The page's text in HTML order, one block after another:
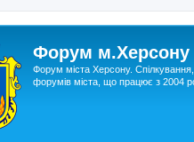
Форум м.Херсону
Форум міста Херсону.
форумів міста, що працює з 2004